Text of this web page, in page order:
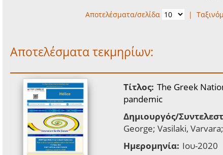
Αποτελέσματα/σελίδα
|
Αποτελέσματα τεκμηρίων:
Τίτλος: The Greek
pandemic
Δημιουργός/
George; Vasilaki,
Ημερομηνία: Ιου-2020